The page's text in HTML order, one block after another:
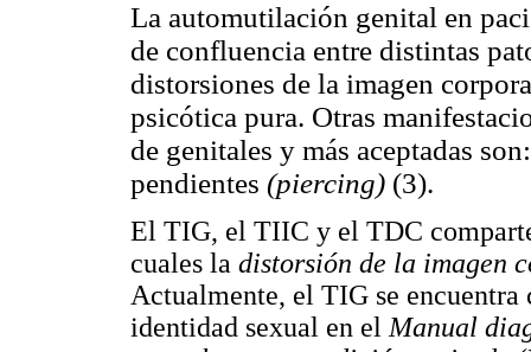
La automutilación genital en
de confluencia entre distintas
distorsiones de la imagen
psicótica pura. Otras
de genitales y más aceptadas
pendientes (piercing) (3).
El TIG, el TIIC y el TDC
cuales la distorsión de la imagen
Actualmente, el TIG se
identidad sexual en elManual